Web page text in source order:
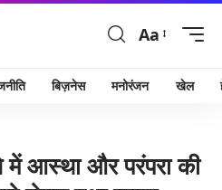
Aa
बिज़नेस मनोरंजन खेल
में आस्था और परंपरा की